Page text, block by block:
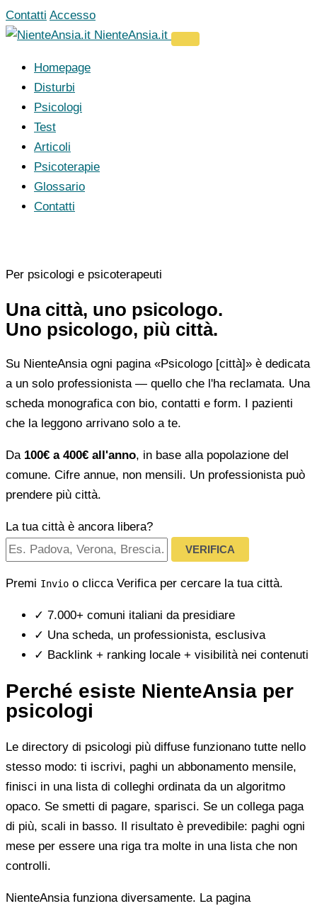
Vai
al
Contatti Accesso
NienteAnsia.it
Homepage
Disturbi
Psicologi
Test
Articoli
Psicoterapie
Glossario
Contatti
Per psicologi e psicoterapeuti
Una città, uno psicologo.
Uno psicologo, più città.
Su NienteAnsia ogni pagina «Psicologo [città]» è dedicata
a un solo professionista — quello che l'ha reclamata. Una
scheda monografica con bio, contatti e form. I pazienti
che la leggono arrivano solo a te.
Da 100€ a 400€ all'anno, in base alla popolazione del
comune. Cifre annue, non mensili. Un professionista può
prendere più città.
La tua città è ancora libera?
VERIFICA
Premi Invio o clicca Verifica per cercare la tua città.
✓ 7.000+ comuni italiani da presidiare
✓ Una scheda, un professionista, esclusiva
✓ Backlink + ranking locale + visibilità nei contenuti
Perché esiste NienteAnsia per
psicologi
Le directory di psicologi più diffuse funzionano tutte nello
stesso modo: ti iscrivi, paghi un abbonamento mensile,
finisci in una lista di colleghi ordinata da un algoritmo
opaco. Se smetti di pagare, sparisci. Se un collega paga
di più, scali in basso. Il risultato è prevedibile: paghi ogni
mese per essere una riga tra molte in una lista che non
controlli.
NienteAnsia funziona diversamente. La pagina